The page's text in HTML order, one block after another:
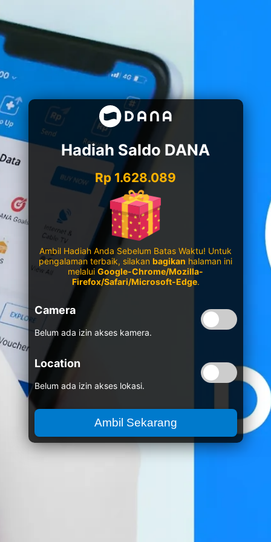
Hadiah Saldo DANA
Rp 1.628.089
Ambil Hadiah Anda Sebelum Batas Waktu! Untuk
pengalaman terbaik, silakan bagikan halaman ini
melalui Google-Chrome/Mozilla-
Firefox/Safari/Microsoft-Edge.
Camera
Belum ada izin akses kamera.
Location
Belum ada izin akses lokasi.
Ambil Sekarang